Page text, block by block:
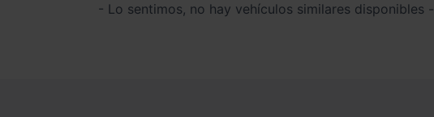
- Lo sentimos, no hay vehículos similares disponibles -